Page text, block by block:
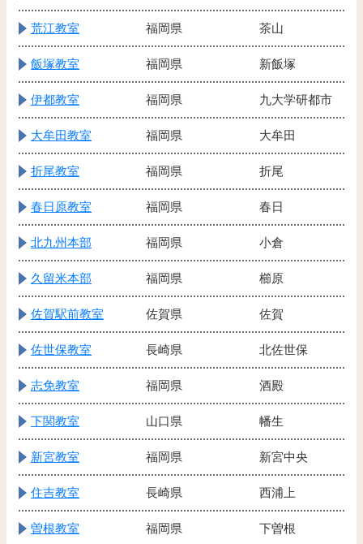
荒江教室 福岡県 茶山
飯塚教室 福岡県 新飯塚
伊都教室 福岡県 九大学研都市
大牟田教室 福岡県 大牟田
折尾教室 福岡県 折尾
春日原教室 福岡県 春日
北九州本部 福岡県 小倉
久留米本部 福岡県 櫛原
佐賀駅前教室 佐賀県 佐賀
佐世保教室 長崎県 北佐世保
志免教室 福岡県 酒殿
下関教室 山口県 幡生
新宮教室 福岡県 新宮中央
住吉教室 長崎県 西浦上
曽根教室 福岡県 下曽根